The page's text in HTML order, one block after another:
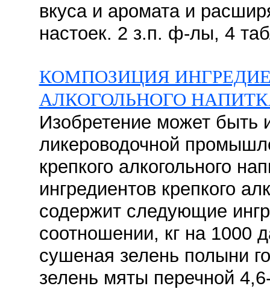
вкуса и аромата и
настоек. 2 з.п. ф-лы, 4
КОМПОЗИЦИЯ
АЛКОГОЛЬНОГО
Изобретение может быть
ликероводочной
крепкого алкогольного
ингредиентов крепкого
содержит следующие
соотношении, кг на 1000
сушеная зелень полыни
зелень мяты перечной